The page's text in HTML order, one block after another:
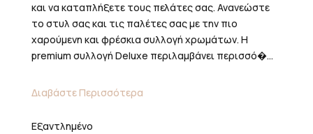
και να καταπλήξετε τους πελάτες σας. Ανανεώστε
το στυλ σας και τις παλέτες σας με την πιο
χαρούμενη και φρέσκια συλλογή χρωμάτων. Η
premium συλλογή Deluxe περιλαμβάνει περισσό�...
Διαβάστε Περισσότερα
Εξαντλημένο